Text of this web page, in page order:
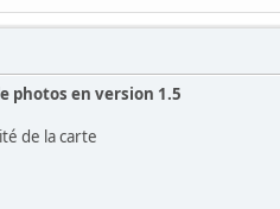
photos en version 1.5
de la carte